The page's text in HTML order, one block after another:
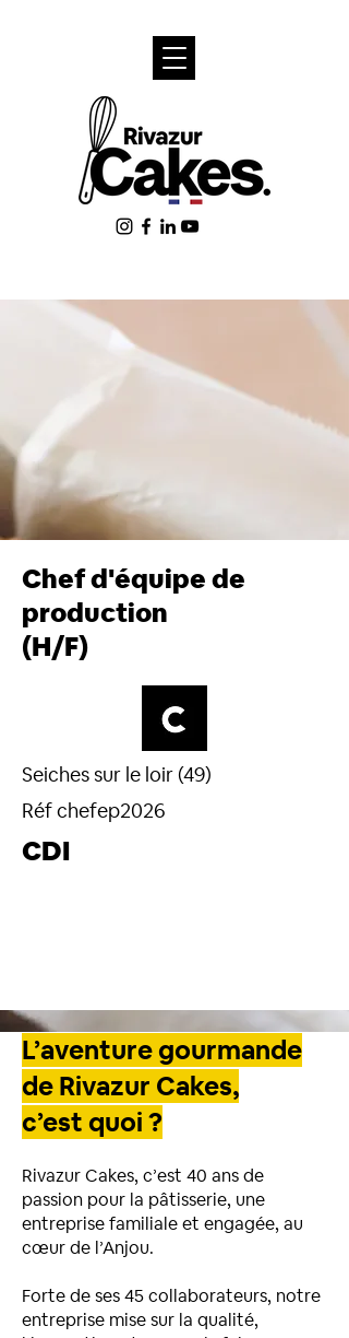
Chef d'équipe de
production
(H/F)
Seiches sur le loir (49)
Réf chefep2026
CDI
L’aventure gourmande
de Rivazur Cakes,
c’est quoi ?
Rivazur Cakes, c’est 40 ans de
passion pour la pâtisserie, une
entreprise familiale et engagée, au
cœur de l’Anjou.
Forte de ses 45 collaborateurs, notre
entreprise mise sur la qualité,